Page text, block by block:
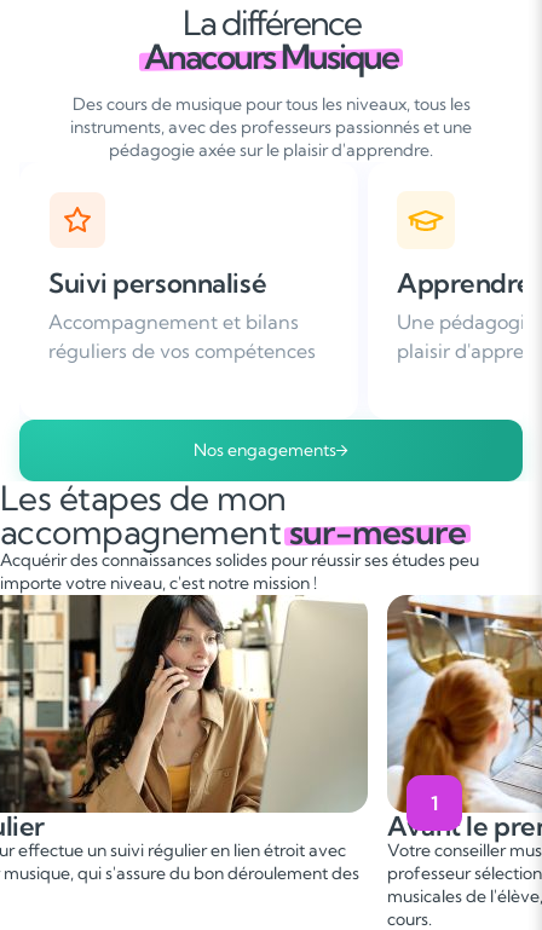
La différence
Anacours Musique
Des cours de musique pour tous les niveaux, tous les
instruments, avec des professeurs passionnés et une
pédagogie axée sur le plaisir d'apprendre.
Apprendre avec plaisir
Une pédagogie basée sur le
plaisir d'apprendre
Plus de 96% de
nous
Nos engagements
Les étapes de mon
accompagnementsur-mesure
Acquérir des connaissances solides pour réussir ses études peu
importe votre niveau, c'est notre mission !
effectue un suivi régulier en lien étroit avec
qui s'assure du bon déroulement des
1
Avant le
Votre conseiller
professeur
musicales de
cours.